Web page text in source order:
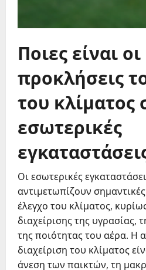
Ποιες είναι οι
προκλήσεις
του κλίματος
εσωτερικές
Οι εσωτερικές
αντιμετωπίζουν
έλεγχο του κλίματος,
διαχείρισης της υγρασίας,
της ποιότητας του αέρα. Η
διαχείριση του κλίματος
άνεση των παικτών, τη